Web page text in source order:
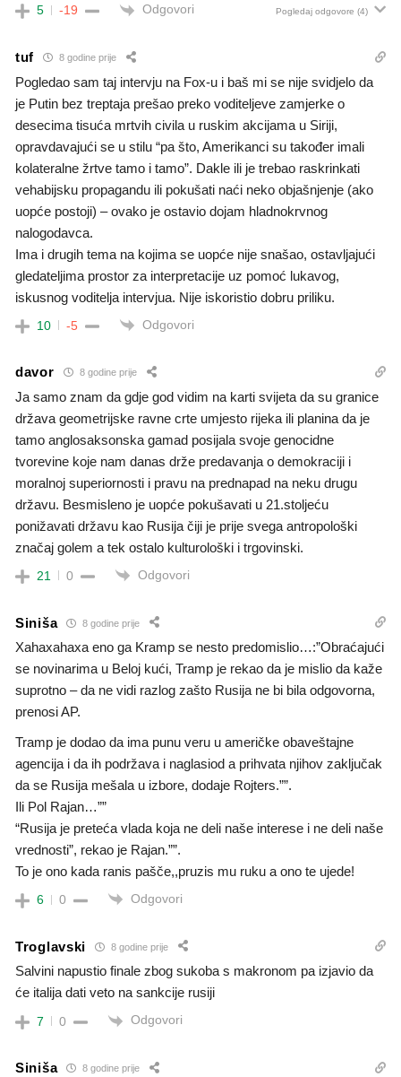
5 -19 Odgovori Pogledaj odgovore (4)
tuf 8 godine prije
Pogledao sam taj intervju na Fox-u i baš mi se nije svidjelo da
je Putin bez treptaja prešao preko voditeljeve zamjerke o
desecima tisuća mrtvih civila u ruskim akcijama u Siriji,
opravdavajući se u stilu “pa što, Amerikanci su također imali
kolateralne žrtve tamo i tamo”. Dakle ili je trebao raskrinkati
vehabijsku propagandu ili pokušati naći neko objašnjenje (ako
uopće postoji) – ovako je ostavio dojam hladnokrvnog
nalogodavca.
Ima i drugih tema na kojima se uopće nije snašao, ostavljajući
gledateljima prostor za interpretacije uz pomoć lukavog,
iskusnog voditelja intervjua. Nije iskoristio dobru priliku.
10 -5 Odgovori
davor 8 godine prije
Ja samo znam da gdje god vidim na karti svijeta da su granice
država geometrijske ravne crte umjesto rijeka ili planina da je
tamo anglosaksonska gamad posijala svoje genocidne
tvorevine koje nam danas drže predavanja o demokraciji i
moralnoj superiornosti i pravu na prednapad na neku drugu
državu. Besmisleno je uopće pokušavati u 21.stoljeću
ponižavati državu kao Rusija čiji je prije svega antropološki
značaj golem a tek ostalo kulturološki i trgovinski.
21 0 Odgovori
Siniša 8 godine prije
Xahaxahaxa eno ga Kramp se nesto predomislio…:”Obraćajući
se novinarima u Beloj kući, Tramp je rekao da je mislio da kaže
suprotno – da ne vidi razlog zašto Rusija ne bi bila odgovorna,
prenosi AP.
Tramp je dodao da ima punu veru u američke obaveštajne
agencija i da ih podržava i naglasiod a prihvata njihov zaključak
da se Rusija mešala u izbore, dodaje Rojters.””.
Ili Pol Rajan…””
“Rusija je preteća vlada koja ne deli naše interese i ne deli naše
vrednosti”, rekao je Rajan.””.
To je ono kada ranis pašče,,pruzis mu ruku a ono te ujede!
6 0 Odgovori
Troglavski 8 godine prije
Salvini napustio finale zbog sukoba s makronom pa izjavio da
će italija dati veto na sankcije rusiji
7 0 Odgovori
Siniša 8 godine prije